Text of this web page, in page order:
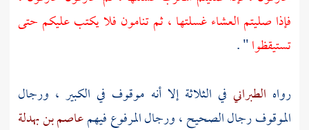
فإذا صليتم العشاء غسلتها ، ثم تنامون فلا يكتب عليكم حتى
تستيقظوا" .
رواه الطبراني في الثلاثة إلا أنه موقوف في الكبير ، ورجال
الموقوف رجال الصحيح ، ورجال المرفوع فيهمعاصم بن بهدلة